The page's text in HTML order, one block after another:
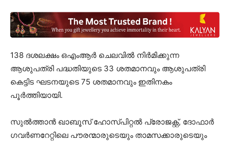
138 ദശലക്ഷം ഒഎംആർ ചെലവിൽ നിർമിക്കുന്ന
ആശുപത്രി പദ്ധതിയുടെ 33 ശതമാനവും ആശുപത്രി
കെട്ടിട ഘടനയുടെ 75 ശതമാനവും ഇതിനകം
പൂർത്തിയായി.
സുൽത്താൻ ഖാബൂസ് ഹോസ്പിറ്റൽ പ്രോജക്റ്റ്, ദോഫാർ
ഗവർണറേറ്റിലെ പൗരന്മാരുടെയും താമസക്കാരുടെയും